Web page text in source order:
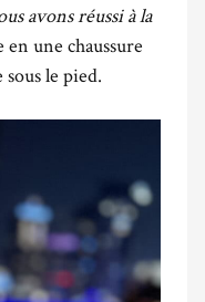
avons réussi à la
en une chaussure
le pied.